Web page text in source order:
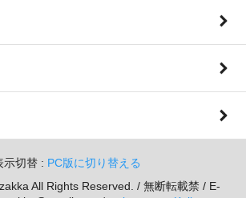
示切替 : PC版に切り替える
All Rights Reserved. / 無断転載禁 / E-